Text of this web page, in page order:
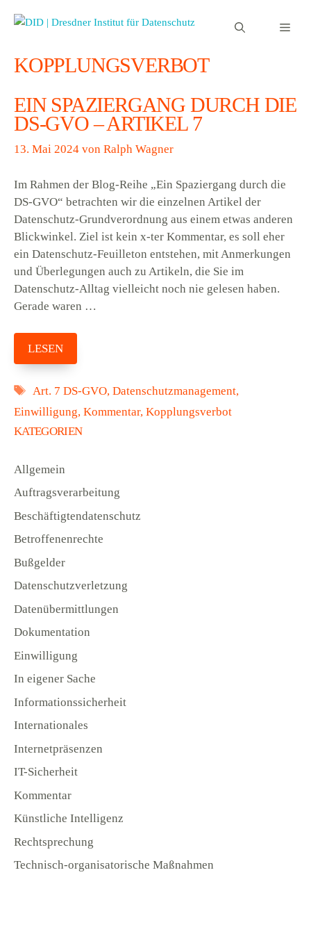
Inhalt
KOPPLUNGSVERBOT
EIN SPAZIERGANG DURCH DIE
DS-GVO – ARTIKEL 7
13. Mai 2024 von Ralph Wagner
Im Rahmen der Blog-Reihe „Ein Spaziergang durch die
DS-GVO“ betrachten wir die einzelnen Artikel der
Datenschutz-Grundverordnung aus einem etwas anderen
Blickwinkel. Ziel ist kein x-ter Kommentar, es soll eher
ein Datenschutz-Feuilleton entstehen, mit Anmerkungen
und Überlegungen auch zu Artikeln, die Sie im
Datenschutz-Alltag vielleicht noch nie gelesen haben.
Gerade waren …
LESEN
Schlagwörter
Art. 7 DS-GVO,Datenschutzmanagement,
Einwilligung, Kommentar, Kopplungsverbot
KATEGORIEN
Allgemein
Auftragsverarbeitung
Beschäftigtendatenschutz
Betroffenenrechte
Bußgelder
Datenschutzverletzung
Datenübermittlungen
Dokumentation
Einwilligung
In eigener Sache
Informationssicherheit
Internationales
Internetpräsenzen
IT-Sicherheit
Kommentar
Künstliche Intelligenz
Rechtsprechung
Technisch-organisatorische Maßnahmen